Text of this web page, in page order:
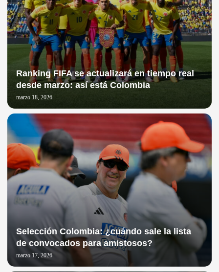
Ranking FIFA se actualizará en tiempo real
desde marzo: así está Colombia
marzo 18, 2026
Selección Colombia: ¿cuándo sale la lista
de convocados para amistosos?
marzo 17, 2026